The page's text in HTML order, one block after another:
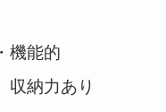
機能的
収納力あり